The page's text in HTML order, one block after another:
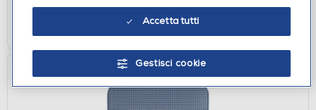
AGGIUNGI
Accetta tutti
Gestisci cookie